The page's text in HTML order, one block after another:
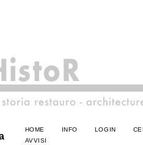
HOME INFO LOGIN
AVVISI